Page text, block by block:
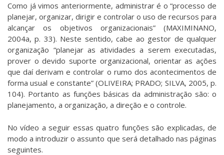
Como já vimos anteriormente, administrar é o “processo de
planejar, organizar, dirigir e controlar o uso de recursos para
alcançar os objetivos organizacionais” (MAXIMINANO,
2004a, p. 33). Neste sentido, cabe ao gestor de qualquer
organização “planejar as atividades a serem executadas,
prover o devido suporte organizacional, orientar as ações
que daí derivam e controlar o rumo dos acontecimentos de
forma usual e constante” (OLIVEIRA; PRADO; SILVA, 2005, p.
104). Portanto as funções básicas da administração são: o
planejamento, a organização, a direção e o controle.
No vídeo a seguir essas quatro funções são explicadas, de
modo a introduzir o assunto que será detalhado nas páginas
seguintes.